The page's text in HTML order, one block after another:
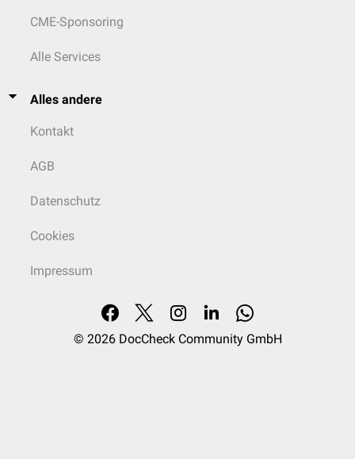
CME-Sponsoring
Alle Services
Alles andere
Kontakt
AGB
Datenschutz
Cookies
Impressum
© 2026 DocCheck Community GmbH